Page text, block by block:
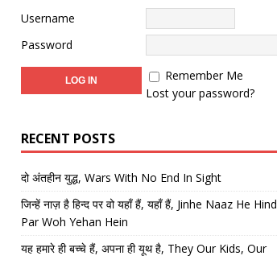
Username
Password
Remember Me
Lost your password?
RECENT POSTS
दो अंतहीन युद्ध, Wars With No End In Sight
जिन्हें नाज़ है हिन्द पर वो यहाँ हैं, यहाँ हैं, Jinhe Naaz He Hind
Par Woh Yehan Hein
यह हमारे ही बच्चे हैं, अपना ही यूथ है, They Our Kids, Our